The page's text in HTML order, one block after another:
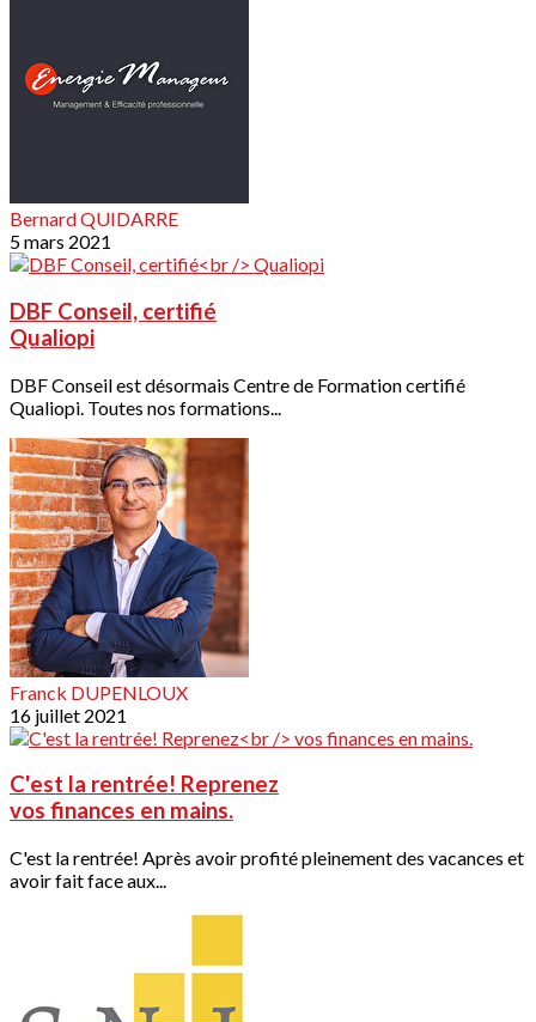
Bernard QUIDARRE
5 mars 2021
DBF Conseil, certifié
Qualiopi
DBF Conseil est désormais Centre de Formation certifié
Qualiopi. Toutes nos formations...
Franck DUPENLOUX
16 juillet 2021
C'est la rentrée! Reprenez
vos finances en mains.
C'est la rentrée! Après avoir profité pleinement des vacances et
avoir fait face aux...